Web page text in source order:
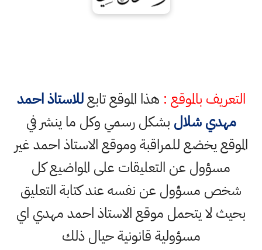
التعريف بالموقع : هذا الموقع تابعللاستاذ احمد
مهدي شلال بشكل رسمي وكل ما ينشر في
الموقع يخضع للمراقبة وموقع الاستاذ احمد غير
مسؤول عن التعليقات على المواضيع كل
شخص مسؤول عن نفسه عند كتابة التعليق
بحيث لا يتحمل موقع الاستاذ احمد مهدي اي
مسؤولية قانونية حيال ذلك